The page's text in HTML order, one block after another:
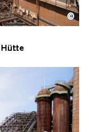
Hütte mit
Hütte | Karl
©